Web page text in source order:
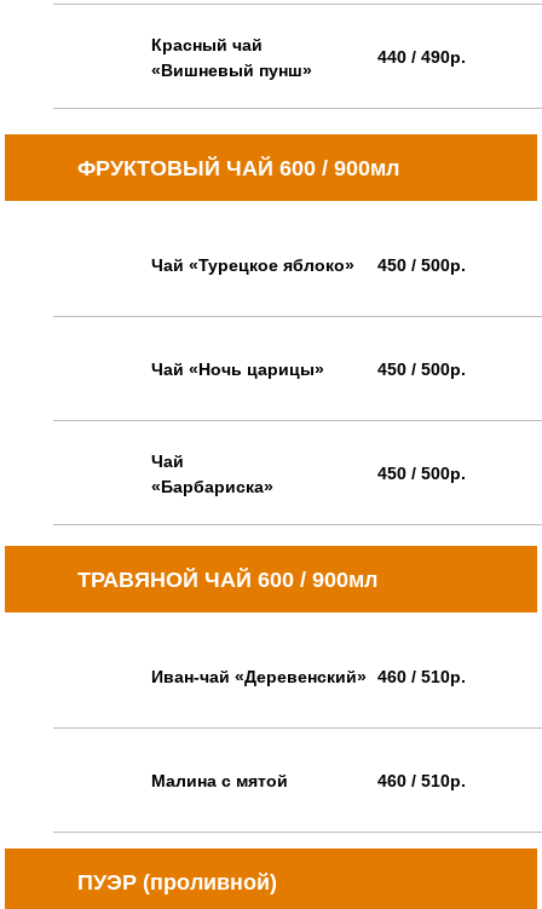
Красный чай
«Вишневый пунш»
440 / 490р.
ФРУКТОВЫЙ ЧАЙ 600 / 900мл
Чай «Турецкое яблоко» 450 / 500р.
Чай «Ночь царицы» 450 / 500р.
450 / 500р.
Чай
«Барбариска»
ТРАВЯНОЙ ЧАЙ 600 / 900мл
Иван-чай «Деревенский» 460 / 510р.
Малина с мятой 460 / 510р.
ПУЭР (проливной)